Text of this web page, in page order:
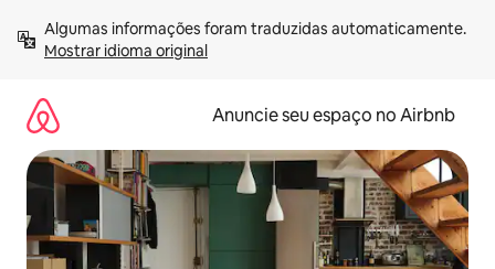
para
Mostrar idioma original
Anuncie seu espaço no Airbnb